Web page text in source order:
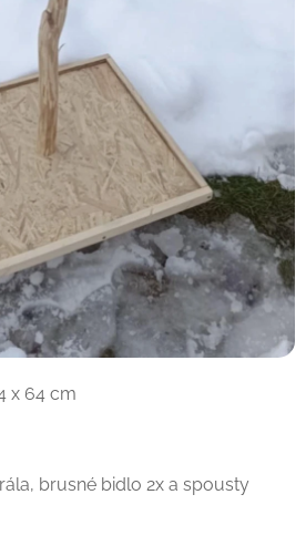
x 64 cm
brusné bidlo 2x a spousty